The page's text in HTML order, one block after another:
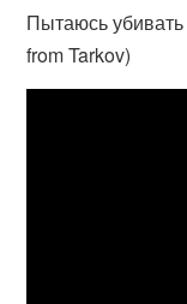
Пытаюсь
from Tarkov)